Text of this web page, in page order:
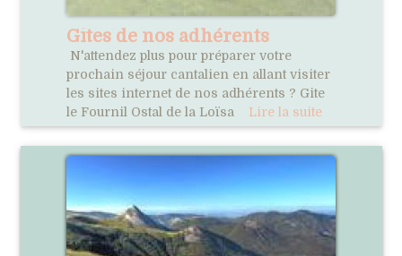
Gîtes de nos adhérents
N'attendez plus pour préparer votre
prochain séjour cantalien en allant visiter
les sites internet de nos adhérents ? Gite
le Fournil Ostal de la Loïsa Lire la suite